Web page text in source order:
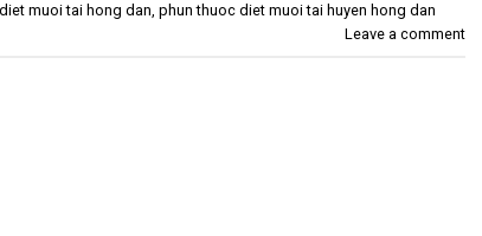
muoi tai hong dan, phun thuoc diet muoi tai huyen hong dan
Leave a comment